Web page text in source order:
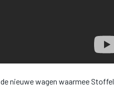
nieuwe wagen waarmee Stoffel